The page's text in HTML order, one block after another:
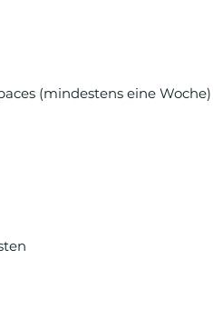
(mindestens eine Woche)